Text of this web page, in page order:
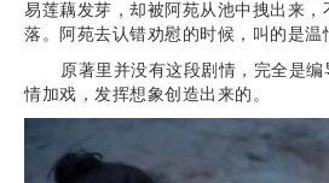
易莲藕发芽，却被阿苑从池中拽出来，
落。阿苑去认错劝慰的时候，叫的是温
原著里并没有这段剧情，完全是
情加戏，发挥想象创造出来的。